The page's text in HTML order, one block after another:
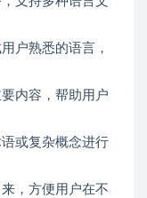
户熟悉的语言，
内容，帮助用户
或复杂概念进行
，方便用户在不